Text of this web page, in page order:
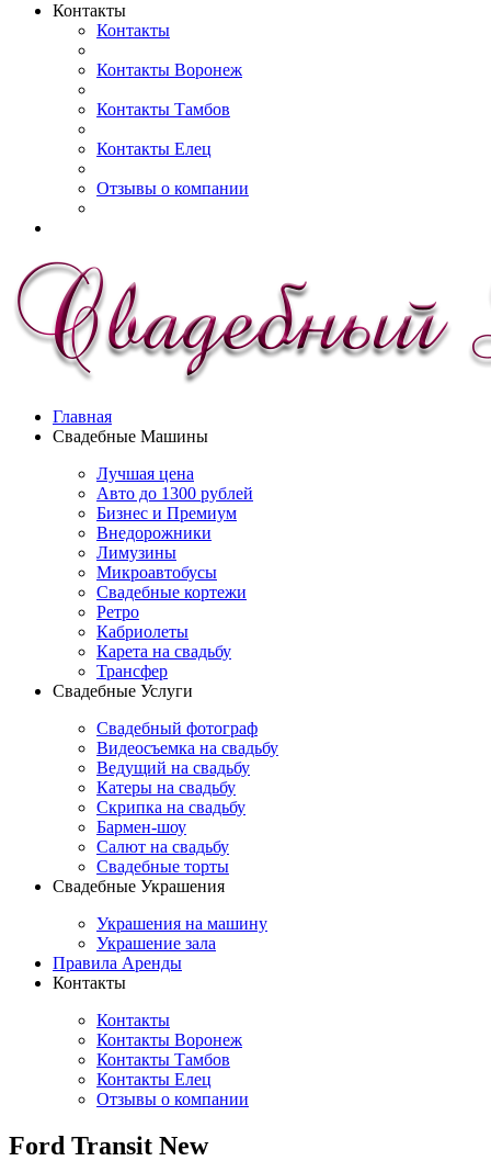
Контакты
Контакты
Контакты Воронеж
Контакты Тамбов
Контакты Елец
Отзывы о компании
Главная
Свадебные Машины
Лучшая цена
Авто до 1300 рублей
Бизнес и Премиум
Внедорожники
Лимузины
Микроавтобусы
Свадебные кортежи
Ретро
Кабриолеты
Карета на свадьбу
Трансфер
Свадебные Услуги
Свадебный фотограф
Видеосъемка на свадьбу
Ведущий на свадьбу
Катеры на свадьбу
Скрипка на свадьбу
Бармен-шоу
Салют на свадьбу
Свадебные торты
Свадебные Украшения
Украшения на машину
Украшение зала
Правила Аренды
Контакты
Контакты
Контакты Воронеж
Контакты Тамбов
Контакты Елец
Отзывы о компании
Ford Transit New